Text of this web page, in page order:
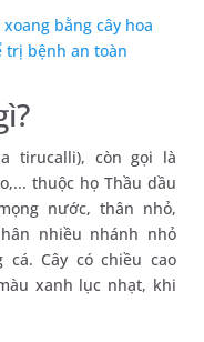
bằng cây hoa
trị bệnh an toàn
tirucalli), còn gọi là
thuộc họ Thầu dầu
nước, thân nhỏ,
nhiều nhánh nhỏ
Cây có chiều cao
xanh lục nhạt, khi